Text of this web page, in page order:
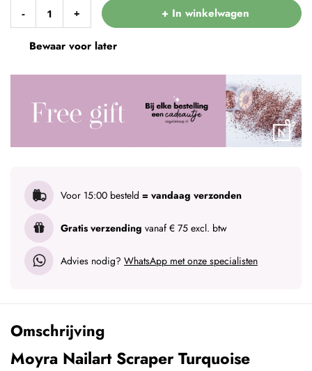
- + + In winkelwagen
Bewaar voor later
Voor 15:00 besteld = vandaag verzonden
Gratis verzending vanaf € 75 excl. btw
Advies nodig? WhatsApp met onze specialisten
Omschrijving
Moyra Nailart Scraper Turquoise